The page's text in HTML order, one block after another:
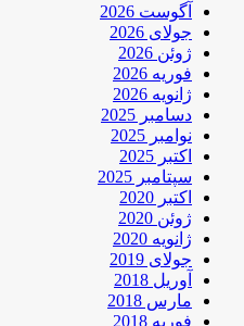
آگوست 2026
جولای 2026
ژوئن 2026
فوریه 2026
ژانویه 2026
دسامبر 2025
نوامبر 2025
اکتبر 2025
سپتامبر 2025
اکتبر 2020
ژوئن 2020
ژانویه 2020
جولای 2019
آوریل 2018
مارس 2018
فوریه 2018